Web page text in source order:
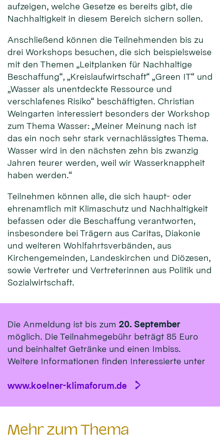
aufzeigen, welche Gesetze es bereits gibt, die
Nachhaltigkeit in diesem Bereich sichern sollen.
Anschließend können die Teilnehmenden bis zu
drei Workshops besuchen, die sich beispielsweise
mit den Themen „Leitplanken für Nachhaltige
Beschaffung“, „Kreislaufwirtschaft“ „Green IT“ und
„Wasser als unentdeckte Ressource und
verschlafenes Risiko“ beschäftigten. Christian
Weingarten interessiert besonders der Workshop
zum Thema Wasser: „Meiner Meinung nach ist
das ein noch sehr stark vernachlässigtes Thema.
Wasser wird in den nächsten zehn bis zwanzig
Jahren teurer werden, weil wir Wasserknappheit
haben werden.“
Teilnehmen können alle, die sich haupt- oder
ehrenamtlich mit Klimaschutz und Nachhaltigkeit
befassen oder die Beschaffung verantworten,
insbesondere bei Trägern aus Caritas, Diakonie
und weiteren Wohlfahrtsverbänden, aus
Kirchengemeinden, Landeskirchen und Diözesen,
sowie Vertreter und Vertreterinnen aus Politik und
Sozialwirtschaft.
Die Anmeldung ist bis zum 20. September
möglich. Die Teilnahmegebühr beträgt 85 Euro
und beinhaltet Getränke und einen Imbiss.
Weitere Informationen finden Interessierte unter
www.koelner-klimaforum.de
Mehr zum Thema